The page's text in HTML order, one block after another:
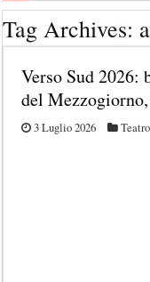
Casting attore per
Casting per coppia:
Casting per nuovo
Ricerca tastierista per
Tag Archives:
Verso Sud 2026:
del
3 Luglio 2026 Teatro